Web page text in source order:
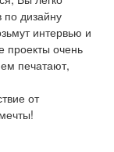
по дизайну
интервью и
проекты очень
печатают,
от